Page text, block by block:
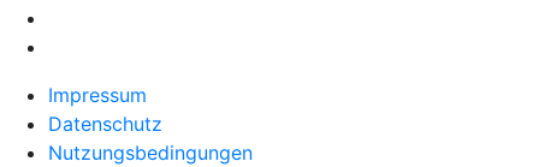
Impressum
Datenschutz
Nutzungsbedingungen